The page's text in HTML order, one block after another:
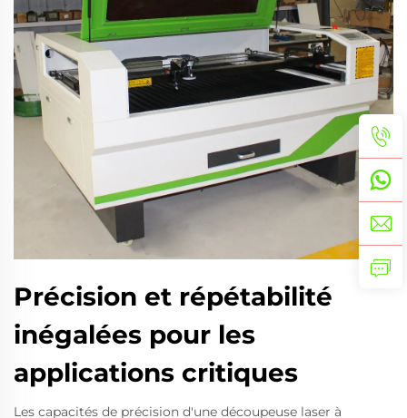
Précision et répétabilité
inégalées pour les
applications critiques
Les capacités de précision d'une découpeuse laser à